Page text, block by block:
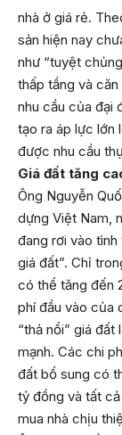
nhà ở giá rẻ.
sản hiện nay
như “tuyệt
thấp tầng và
nhu cầu của đại
tạo ra áp lực lớn
được nhu cầu
Giá đất tăng
Ông Nguyễn
dựng Việt Nam,
đang rơi vào tình
giá đất”. Chỉ
có thể tăng đến
phí đầu vào của
“thả nổi” giá đất
mạnh. Các chi
đất bổ sung có
tỷ đồng và tất
mua nhà chịu